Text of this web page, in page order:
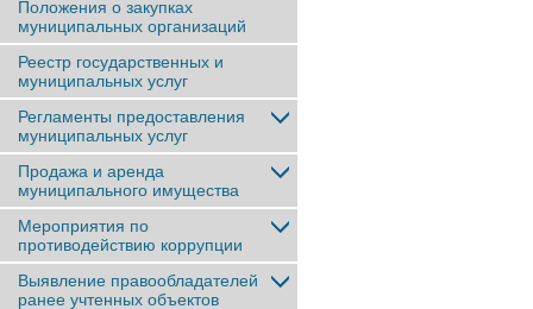
Положения о закупках
муниципальных организаций
Реестр государственных и
муниципальных услуг
Регламенты предоставления
муниципальных услуг
Продажа и аренда
муниципального имущества
Мероприятия по
противодействию коррупции
Выявление правообладателей
ранее учтенныx объектов